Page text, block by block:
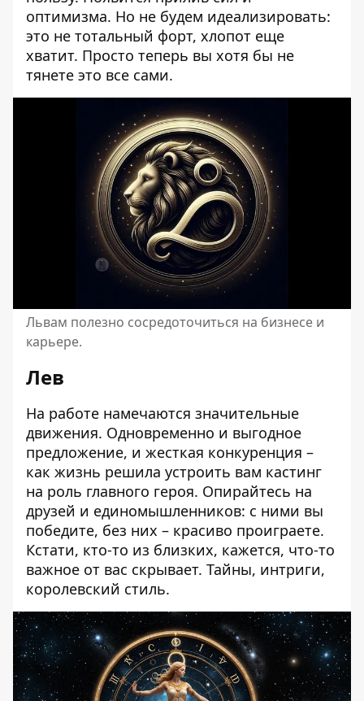
оптимизма. Но не будем идеализировать:
это не тотальный форт, хлопот еще
хватит. Просто теперь вы хотя бы не
тянете это все сами.
Львам полезно сосредоточиться на бизнесе и
карьере.
Лев
На работе намечаются значительные
движения. Одновременно и выгодное
предложение, и жесткая конкуренция –
как жизнь решила устроить вам кастинг
на роль главного героя. Опирайтесь на
друзей и единомышленников: с ними вы
победите, без них – красиво проиграете.
Кстати, кто-то из близких, кажется, что-то
важное от вас скрывает. Тайны, интриги,
королевский стиль.